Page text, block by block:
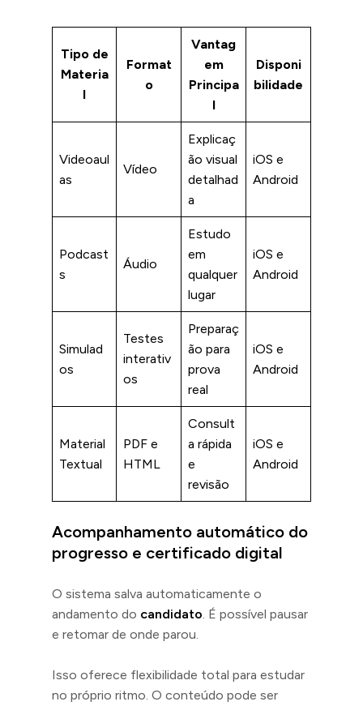
Tipo de
Materia
l
Format
o
Vantag
em
Principa
l
Disponi
bilidade
Videoaul
as
Vídeo
Explicaç
ão visual
detalhad
a
iOS e
Android
Podcast
s
Áudio
Estudo
em
qualquer
lugar
iOS e
Android
Simulad
os
Testes
interativ
os
Preparaç
ão para
prova
real
iOS e
Android
Material
Textual
PDF e
HTML
Consult
a rápida
e
revisão
iOS e
Android
Acompanhamento automático do
progresso e certificado digital
O sistema salva automaticamente o
andamento do candidato. É possível pausar
e retomar de onde parou.
Isso oferece flexibilidade total para estudar
no próprio ritmo. O conteúdo pode ser